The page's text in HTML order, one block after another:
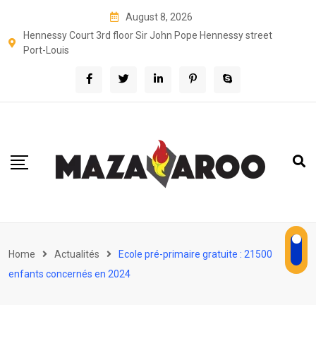
content
August 8, 2026
Hennessy Court 3rd floor Sir John Pope Hennessy street
Port-Louis
Home Actualités
Ecole pré-primaire gratuite : 21500
enfants concernés en 2024